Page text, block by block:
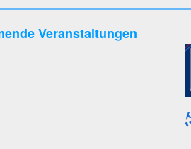
Veranstaltungen